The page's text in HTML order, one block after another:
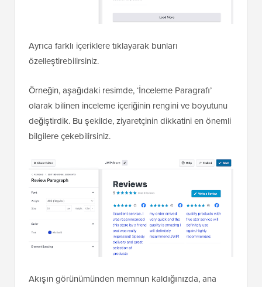
Ayrıca farklı içeriklere tıklayarak bunları
özelleştirebilirsiniz.
Örneğin, aşağıdaki resimde, ‘İnceleme Paragrafı’
olarak bilinen inceleme içeriğinin rengini ve boyutunu
değiştirdik. Bu şekilde, ziyaretçinin dikkatini en önemli
bilgilere çekebilirsiniz.
Akışın görünümünden memnun kaldığınızda, ana